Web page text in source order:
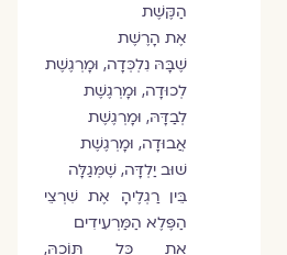
הַקֶּשֶׁת
אֶת הָרֶשֶׁת
שֶׁבָּהּ נִלְכְּדָה, וּמָרְגֶשֶׁת
לְכוּדָה, וּמָרְגֶשֶׁת
לְבַדָּהּ, וּמָרְגֶשֶׁת
אֲבוּדָה, וּמָרְגֶשֶׁת
שׁוּב יַלְדָּה, שֶׁמְּגַלָּה
בֵּין רַגְלֶיהָ אֶת שִׁרְצֵי
הַפֶּלֶא הַמַּרְעִידִים
אֶת כָּל תּוֹכָהּ,